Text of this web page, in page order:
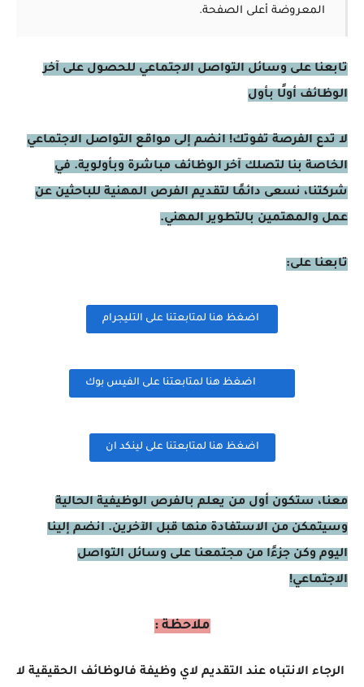
المعروضة أعلى الصفحة.
تابعنا على وسائل التواصل الاجتماعي للحصول على آخر
الوظائف أولًا بأول
لا تدع الفرصة تفوتك! انضم إلى مواقع التواصل الاجتماعي
الخاصة بنا لتصلك آخر الوظائف مباشرة وبأولوية. في
شركتنا، نسعى دائمًا لتقديم الفرص المهنية للباحثين عن
عمل والمهتمين بالتطوير المهني.
تابعنا على:
اضغظ هنا لمتابعتنا على التليجرام
اضغظ هنا لمتابعتنا على الفيس بوك
اضغظ هنا لمتابعتنا على لينكد ان
معنا، ستكون أول من يعلم بالفرص الوظيفية الحالية
وسيتمكن من الاستفادة منها قبل الآخرين. انضم إلينا
اليوم وكن جزءًا من مجتمعنا على وسائل التواصل
الاجتماعي!
ملاحظة :
الرجاء الانتباه عند التقديم لاي وظيفة فالوظائف الحقيقية لا